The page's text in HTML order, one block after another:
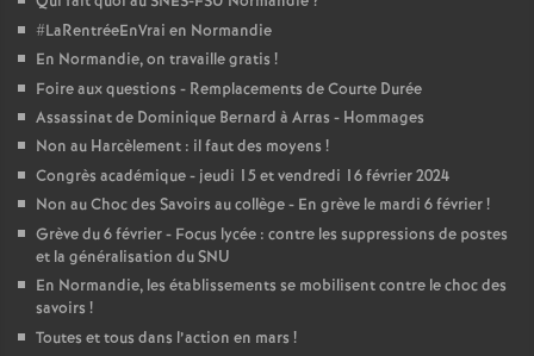
#LaRentréeEnVrai en Normandie
En Normandie, on travaille gratis !
Foire aux questions - Remplacements de Courte Durée
Assassinat de Dominique Bernard à Arras - Hommages
Non au Harcèlement : il faut des moyens !
Congrès académique - jeudi 15 et vendredi 16 février 2024
Non au Choc des Savoirs au collège - En grève le mardi 6 février!
Grève du 6 février - Focus lycée : contre les suppressions de postes
et la généralisation du SNU
En Normandie, les établissements se mobilisent contre le choc des
savoirs !
Toutes et tous dans l’action en mars !